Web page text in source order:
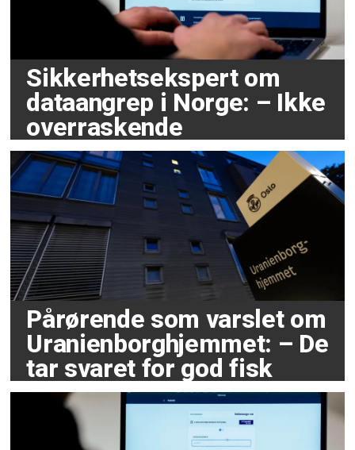
Sikkerhetsekspert om
dataangrep i Norge: – Ikke
overraskende
Pårørende som varslet om
Uranienborghjemmet: – De
tar svaret for god fisk